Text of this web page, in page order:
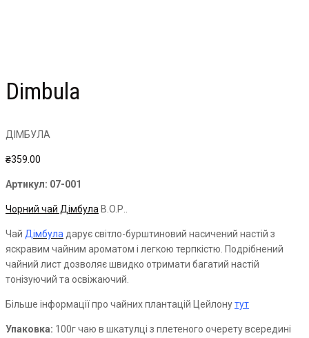
Dimbula
ДІМБУЛА
₴359.00
Артикул: 07-001
Чорний чай Дімбула B.O.Р..
Чай Дімбуладаруєсвітло-бурштиновий насичений настій з
яскравим чайним ароматом і легкою терпкістю. Подрібнений
чайний лист дозволяє швидко отримати багатий настій
тонізуючий та освіжаючий.
Більше інформації про чайних плантацій Цейлонутут
Упаковка: 100г чаю в шкатулці з плетеного очерету всередині